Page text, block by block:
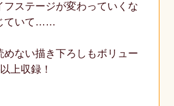
フステージが変わっていくな
ていて……
めない描き下ろしもボリュー
上収録！